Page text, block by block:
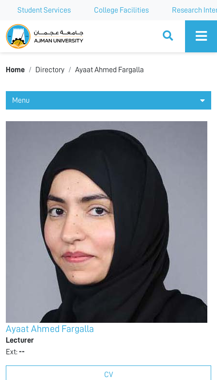
Student Services College Facilities Research
Ajman University
Home Directory Ayaat Ahmed Fargalla
Menu
Ayaat Ahmed Fargalla
Lecturer
Ext:--
CV